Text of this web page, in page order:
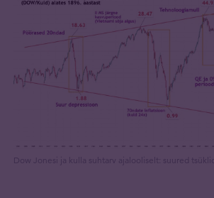
Dow Jonesi ja kulla suhtarv ajalooliselt: suured tsüklid.